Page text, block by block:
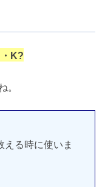
K?
。
える時に使いま